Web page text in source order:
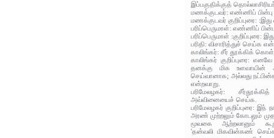
இப்பகுதிக்குத்
மணக்குடவர்: எண்ணிப்
மணக்குடவர் குறிப்புரை: :இது
பரிப்பெருமாள்: எண்ணிப்
பரிப்பெருமாள் :குறிப்புரை:
பரிதி: விசாரித்துச் செய்க
காலிங்கர்: சீர் தூக்கிக்
காலிங்கர் குறிப்புரை:
தனக்கு மிக
செய்வானாக; அல்லது
என்றவாறு.
பரிமேலழகர்:
அவ்வினையைச் செய்க.
பரிமேலழகர் குறிப்புரை:
அரண் முற்றலும் கோடலும்
மூவகை ஆற்றலானும்
'தன்வலி மிகவின்கண்